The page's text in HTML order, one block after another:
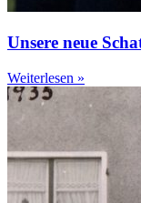
Unsere neue
Weiterlesen »